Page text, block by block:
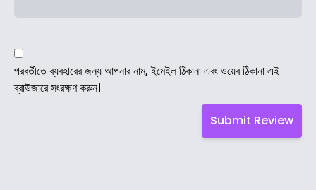
পরবর্তীতে ব্যবহারের জন্য আপনার নাম, ইমেইল ঠিকানা এবং ওয়েব ঠিকানা এই
ব্রাউজারে সংরক্ষণ করুন।